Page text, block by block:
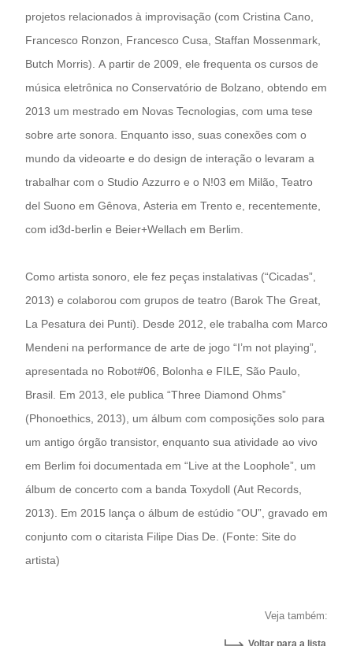
projetos relacionados à improvisação (com Cristina Cano,
Francesco Ronzon, Francesco Cusa, Staffan Mossenmark,
Butch Morris). A partir de 2009, ele frequenta os cursos de
música eletrônica no Conservatório de Bolzano, obtendo em
2013 um mestrado em Novas Tecnologias, com uma tese
sobre arte sonora. Enquanto isso, suas conexões com o
mundo da videoarte e do design de interação o levaram a
trabalhar com o Studio Azzurro e o N!03 em Milão, Teatro
del Suono em Gênova, Asteria em Trento e, recentemente,
com id3d-berlin e Beier+Wellach em Berlim.
Como artista sonoro, ele fez peças instalativas (“Cicadas”,
2013) e colaborou com grupos de teatro (Barok The Great,
La Pesatura dei Punti). Desde 2012, ele trabalha com Marco
Mendeni na performance de arte de jogo “I’m not playing”,
apresentada no Robot#06, Bolonha e FILE, São Paulo,
Brasil. Em 2013, ele publica “Three Diamond Ohms”
(Phonoethics, 2013), um álbum com composições solo para
um antigo órgão transistor, enquanto sua atividade ao vivo
em Berlim foi documentada em “Live at the Loophole”, um
álbum de concerto com a banda Toxydoll (Aut Records,
2013). Em 2015 lança o álbum de estúdio “OU”, gravado em
conjunto com o citarista Filipe Dias De. (Fonte: Site do
artista)
Veja também:
Voltar para a lista